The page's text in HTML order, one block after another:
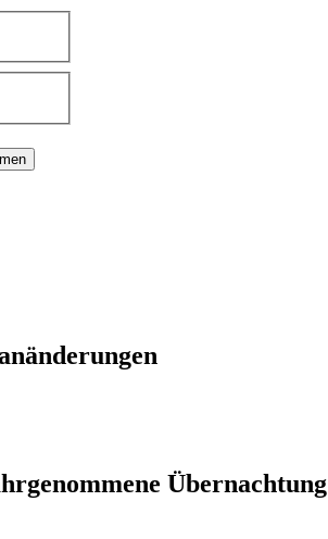
Übernachtung